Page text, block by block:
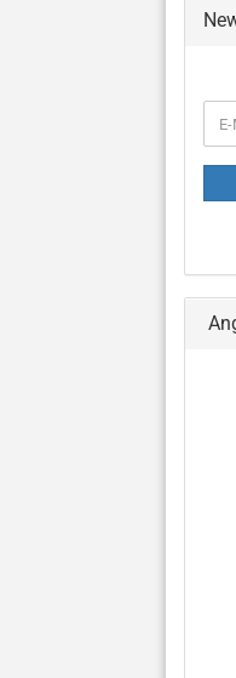
ZUR
E-